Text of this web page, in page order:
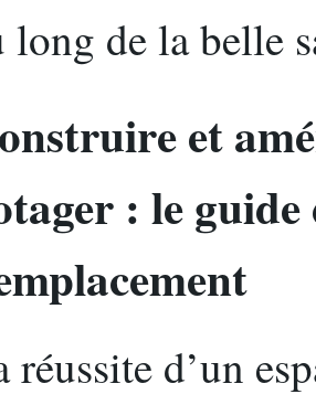
long de la belle
et
: le
réussite d’un